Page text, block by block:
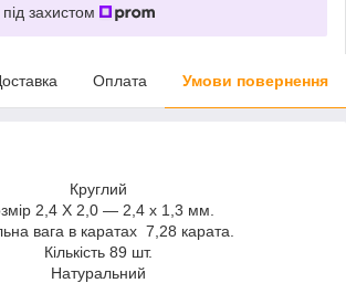
захистом
Оплата Умови повернення
Круглий
2,4 Х 2,0 — 2,4 х 1,3 мм.
вага в каратах 7,28 карата.
Кількість 89 шт.
Натуральний